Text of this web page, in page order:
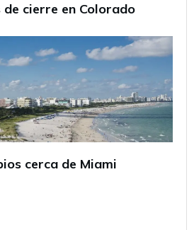
cierre en Colorado
cerca de Miami